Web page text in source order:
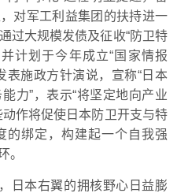
对军工利益集团的扶持进一
过大规模发债及征收“防卫特
计划于今年成立“国家情报
表施政方针演说，宣称“日本
力”，表示“将坚定地向产业
作将促使日本防卫开支与特
的绑定，构建起一个自我强
。
日本右翼的拥核野心日益膨